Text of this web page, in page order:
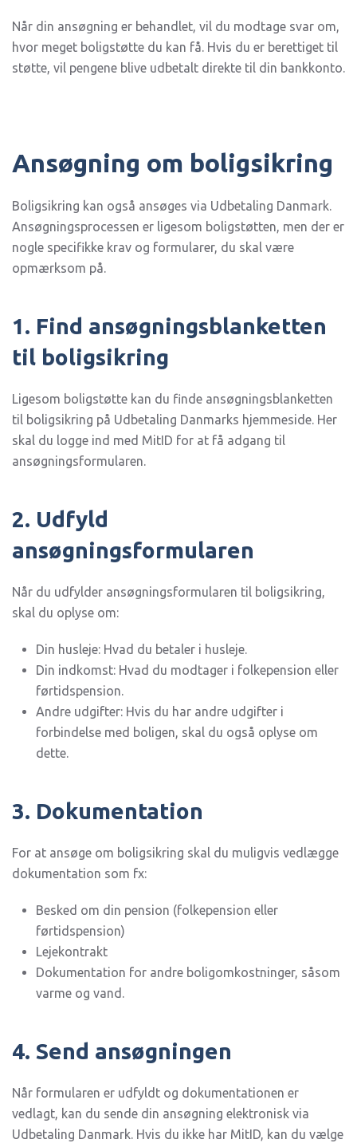
Når din ansøgning er behandlet, vil du modtage svar om,
hvor meget boligstøtte du kan få. Hvis du er berettiget til
støtte, vil pengene blive udbetalt direkte til din bankkonto.
Ansøgning om boligsikring
Boligsikring kan også ansøges via Udbetaling Danmark.
Ansøgningsprocessen er ligesom boligstøtten, men der er
nogle specifikke krav og formularer, du skal være
opmærksom på.
1. Find ansøgningsblanketten
til boligsikring
Ligesom boligstøtte kan du finde ansøgningsblanketten
til boligsikring på Udbetaling Danmarks hjemmeside. Her
skal du logge ind med MitID for at få adgang til
ansøgningsformularen.
2. Udfyld
ansøgningsformularen
Når du udfylder ansøgningsformularen til boligsikring,
skal du oplyse om:
Din husleje: Hvad du betaler i husleje.
Din indkomst: Hvad du modtager i folkepension eller
førtidspension.
Andre udgifter: Hvis du har andre udgifter i
forbindelse med boligen, skal du også oplyse om
dette.
3. Dokumentation
For at ansøge om boligsikring skal du muligvis vedlægge
dokumentation som fx:
Besked om din pension (folkepension eller
førtidspension)
Lejekontrakt
Dokumentation for andre boligomkostninger, såsom
varme og vand.
4. Send ansøgningen
Når formularen er udfyldt og dokumentationen er
vedlagt, kan du sende din ansøgning elektronisk via
Udbetaling Danmark. Hvis du ikke har MitID, kan du vælge